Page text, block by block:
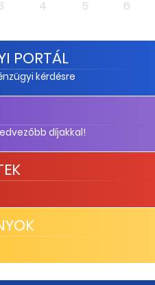
4 5 6
PORTÁL
kérdésre
díjakkal!